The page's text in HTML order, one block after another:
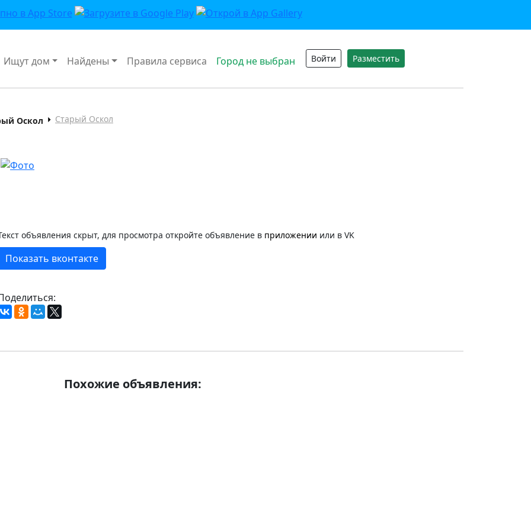
Ищут дом Найдены Правила сервиса Город не выбран Войти Разместить
Оскол Старый Оскол
объявления скрыт, для просмотра откройте объявление в приложении или в VK
Показать вконтакте
Похожие объявления: